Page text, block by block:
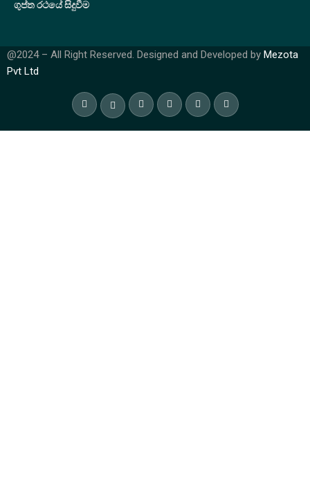
ගුප්ත රථයේ සිදුවීම
@2024 – All Right Reserved. Designed and Developed by Mezota
Pvt Ltd